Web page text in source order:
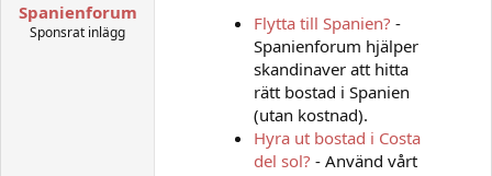
Spanienforum
Sponsrat inlägg
Flytta till Spanien? -
Spanienforum hjälper
skandinaver att hitta
rätt bostad i Spanien
(utan kostnad).
Hyra ut bostad i Costa
del sol? - Använd vårt